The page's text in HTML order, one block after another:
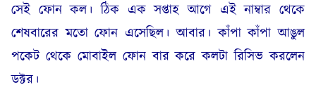
সেই ফোন কল। ঠিক এক সপ্তাহ আগে এই নাম্বার থেকে
শেষবারের মতো ফোন এসেছিল। আবার। কাঁপা কাঁপা আঙুল
পকেট থেকে মোবাইল ফোন বার করে কলটা রিসিভ করলেন
ডক্টর।